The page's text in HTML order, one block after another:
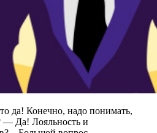
да! Конечно, надо понимать,
— Да! Лояльность и